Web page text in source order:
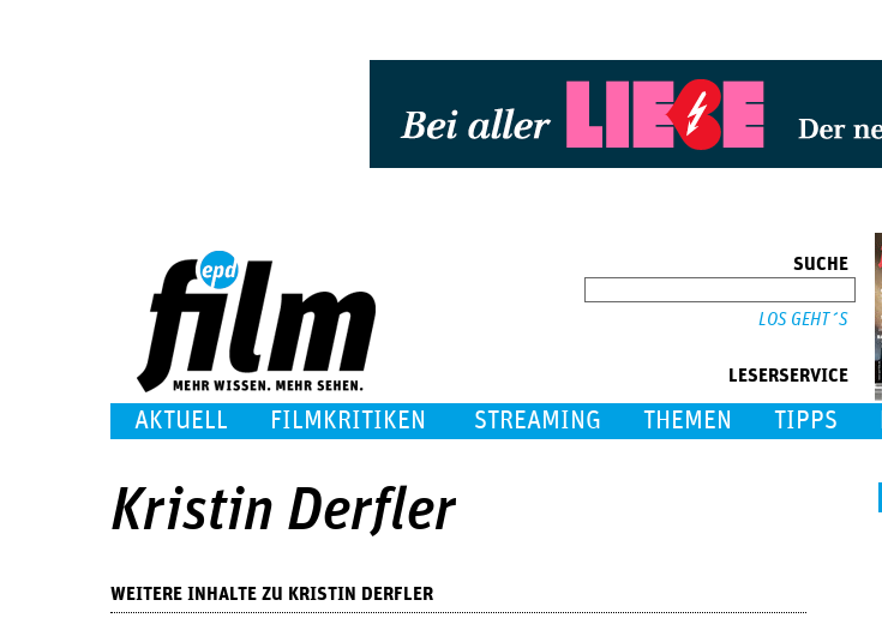
SUCHE
LESERSERVICE
AKTUELL FILMKRITIKEN STREAMING THEMEN TIPPS
Kristin Derfler
WEITERE INHALTE ZU KRISTIN DERFLER